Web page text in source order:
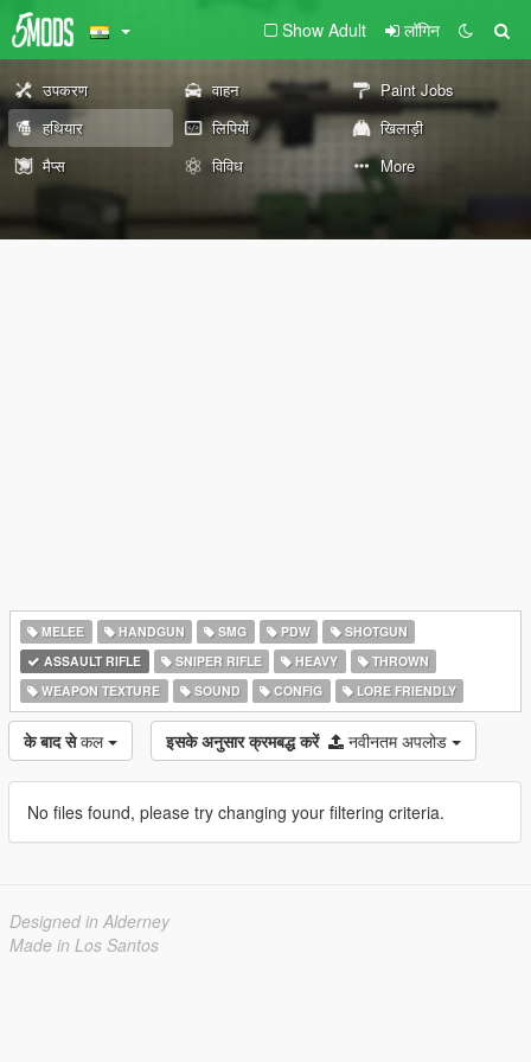
Show Adult लॉगिन
उपकरण वाहन
Paint Jobs
हथियार
लिपियों
खिलाड़ी
मैप्स
विविध More
MELEE HANDGUN SMG PDW
SHOTGUN
ASSAULT RIFLE
SNIPER RIFLE HEAVY
THROWN
WEAPON TEXTURE
SOUND CONFIG LORE FRIENDLY
के बाद से कल इसके अनुसार क्रमबद्ध करें नवीनतम अपलोड
No files found, please try changing your filtering criteria.
Designed in Alderney
Made in Los Santos